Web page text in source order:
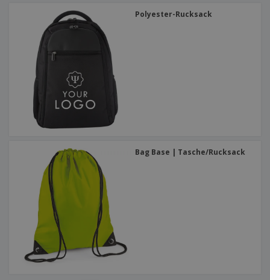
Polyester-Rucksack
Bag Base | Tasche/Rucksack